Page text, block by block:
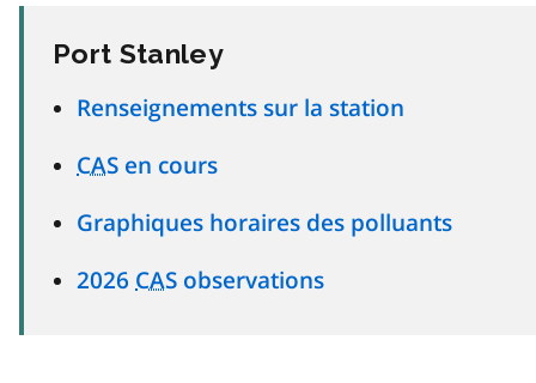
Port Stanley
Renseignements sur la station
CAS en cours
Graphiques horaires des polluants
2026 CAS observations